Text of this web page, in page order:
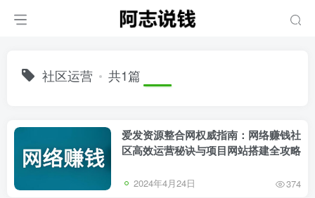
社区运营 共1篇
爱发资源整合网权威指南：网络赚钱社
区高效运营秘诀与项目网站搭建全攻略
2024年4月24日 374